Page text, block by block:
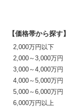
【価格帯から探す】
2,000万円以下
2,000～3,000万円
3,000～4,000万円
4,000～5,000万円
5,000～6,000万円
6,000万円以上